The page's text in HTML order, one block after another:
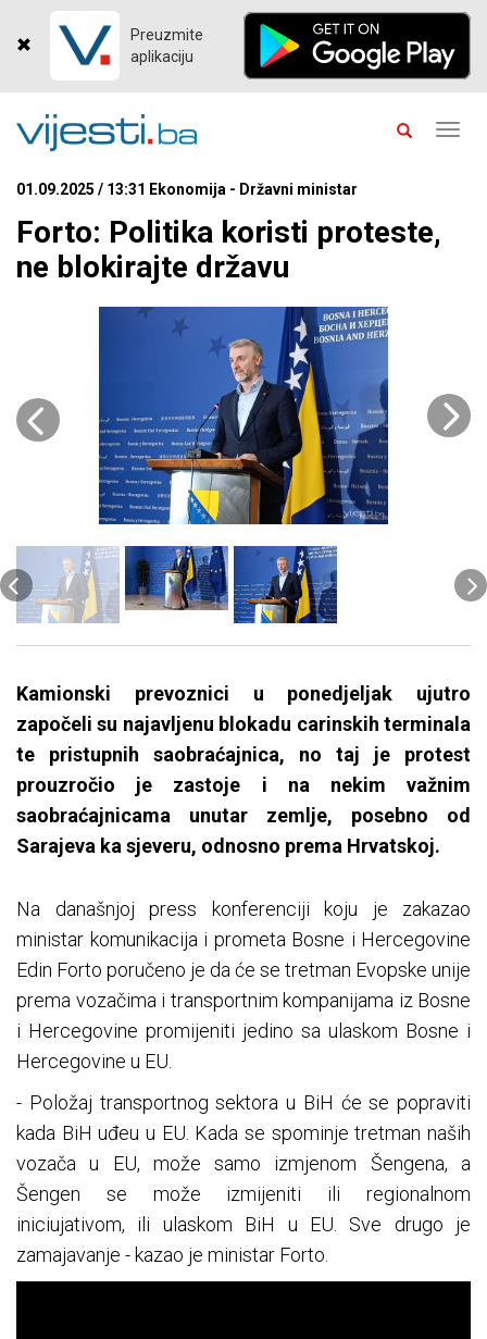
Preuzmite
aplikaciju
01.09.2025 / 13:31 Ekonomija - Državni ministar
Forto: Politika koristi proteste,
ne blokirajte državu
Kamionski prevoznici u ponedjeljak ujutro
započeli su najavljenu blokadu carinskih terminala
te pristupnih saobraćajnica, no taj je protest
prouzročio je zastoje i na nekim važnim
saobraćajnicama unutar zemlje, posebno od
Sarajeva ka sjeveru, odnosno prema Hrvatskoj.
Na današnjoj press konferenciji koju je zakazao
ministar komunikacija i prometa Bosne i Hercegovine
Edin Forto poručeno je da će se tretman Evopske unije
prema vozačima i transportnim kompanijama iz Bosne
i Hercegovine promijeniti jedino sa ulaskom Bosne i
Hercegovine u EU.
- Položaj transportnog sektora u BiH će se popraviti
kada BiH uđeu u EU. Kada se spominje tretman naših
vozača u EU, može samo izmjenom Šengena, a
Šengen se može izmijeniti ili regionalnom
iniciujativom, ili ulaskom BiH u EU. Sve drugo je
zamajavanje - kazao je ministar Forto.